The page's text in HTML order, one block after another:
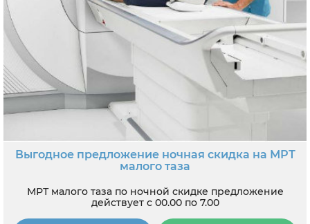
Выгодное предложение ночная скидка на МРТ
малого таза
МРТ малого таза по ночной скидке предложение
действует с 00.00 по 7.00